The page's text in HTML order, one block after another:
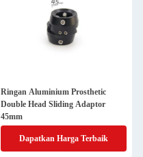
Ringan Aluminium Prosthetic
Double Head Sliding Adaptor
45mm
Dapatkan Harga Terbaik